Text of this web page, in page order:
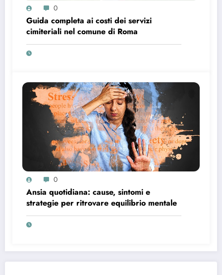
0
Guida completa ai costi dei servizi
cimiteriali nel comune di Roma
0
Ansia quotidiana: cause, sintomi e
strategie per ritrovare equilibrio mentale